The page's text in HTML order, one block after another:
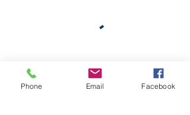
Phone Email Facebook